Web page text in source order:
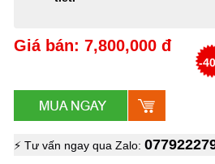
Giá bán: 7,800,000 đ
-
⚡ Tư vấn ngay qua Zalo: